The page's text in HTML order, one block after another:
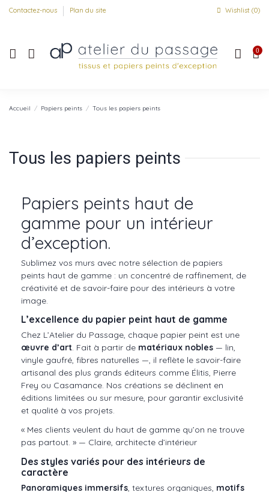
Contactez-nous Plan du site Wishlist (0)
0
Accueil Papiers peints Tous les papiers peints
Tous les papiers peints
Papiers peints haut de
gamme pour un intérieur
d’exception.
Sublimez vos murs avec notre sélection de papiers
peints haut de gamme : un concentré de raffinement, de
créativité et de savoir-faire pour des intérieurs à votre
image.
L’excellence du papier peint haut de gamme
Chez L’Atelier du Passage, chaque papier peint est une
œuvre d’art. Fait à partir de matériaux nobles — lin,
vinyle gaufré, fibres naturelles —, il reflète le savoir-faire
artisanal des plus grands éditeurs comme Élitis, Pierre
Frey ou Casamance. Nos créations se déclinent en
éditions limitées ou sur mesure, pour garantir exclusivité
et qualité à vos projets.
« Mes clients veulent du haut de gamme qu’on ne trouve
pas partout. » — Claire, architecte d’intérieur
Des styles variés pour des intérieurs de
caractère
Panoramiques immersifs, textures organiques, motifs